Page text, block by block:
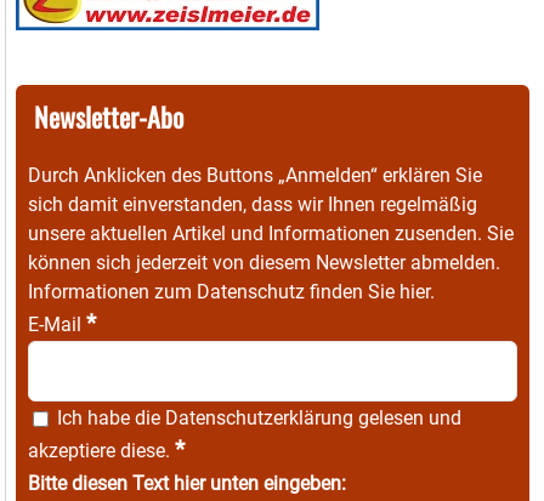
Newsletter-Abo
Durch Anklicken des Buttons „Anmelden“ erklären Sie
sich damit einverstanden, dass wir Ihnen regelmäßig
unsere aktuellen Artikel und Informationen zusenden. Sie
können sich jederzeit von diesem Newsletter abmelden.
Informationen zum Datenschutz finden Sie hier.
E-Mail *
Ich habe die Datenschutzerklärung gelesen und
akzeptiere diese. *
Bitte diesen Text hier unten eingeben: